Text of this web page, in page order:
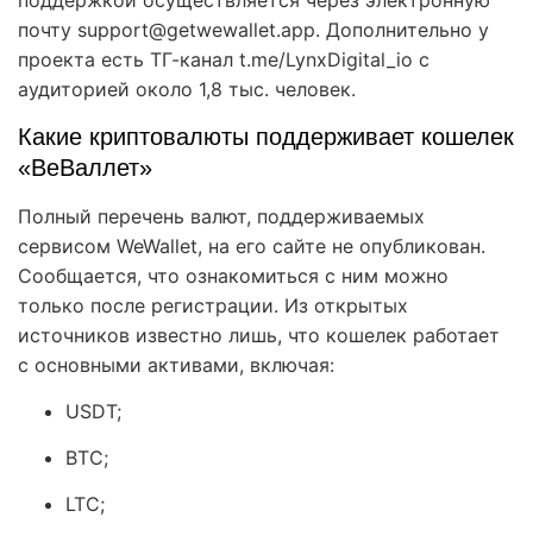
почту support@getwewallet.app. Дополнительно у
проекта есть ТГ-канал t.me/LynxDigital_io с
аудиторией около 1,8 тыс. человек.
Какие криптовалюты поддерживает кошелек
«ВеВаллет»
Полный перечень валют, поддерживаемых
сервисом WeWallet, на его сайте не опубликован.
Сообщается, что ознакомиться с ним можно
только после регистрации. Из открытых
источников известно лишь, что кошелек работает
с основными активами, включая:
USDT;
BTC;
LTC;